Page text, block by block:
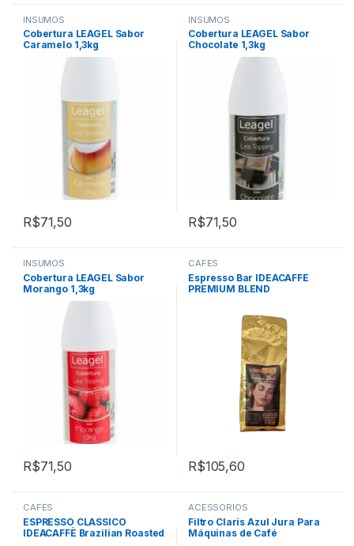
INSUMOS
Cobertura LEAGEL Sabor
Caramelo 1,3kg
R$71,50
INSUMOS
Cobertura LEAGEL Sabor
Chocolate 1,3kg
R$71,50
INSUMOS
Cobertura LEAGEL Sabor
Morango 1,3kg
R$71,50
CAFÉS
Espresso Bar IDEACAFFÈ
PREMIUM BLEND
R$105,60
CAFÉS
ESPRESSO CLASSICO
IDEACAFFÈ Brazilian Roasted
ACESSÓRIOS
Filtro Claris Azul Jura Para
Máquinas de Café